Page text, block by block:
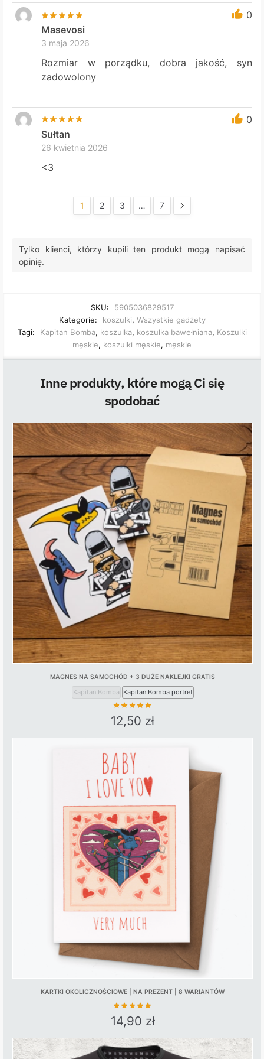
0
Masevosi
3 maja 2026
Rozmiar w porządku, dobra jakość, syn
zadowolony
0
Sułtan
26 kwietnia 2026
<3
1 2 3 … 7
Tylko klienci, którzy kupili ten produkt mogą napisać
opinię.
SKU:
5905036829517
Kategorie:
koszulki, Wszystkie gadżety
Tagi:
Kapitan Bomba, koszulka, koszulka bawełniana, Koszulki
męskie, koszulki męskie, męskie
Inne produkty, które mogą Ci się
spodobać
MAGNES NA SAMOCHÓD + 3 DUŻE NAKLEJKI GRATIS
Kapitan Bomba Kapitan Bomba portret
12,50 zł
This
product
has
multiple
variants.
The
options
may
be
chosen
on
the
product
page
KARTKI OKOLICZNOŚCIOWE | NA PREZENT | 8 WARIANTÓW
14,90 zł
This
product